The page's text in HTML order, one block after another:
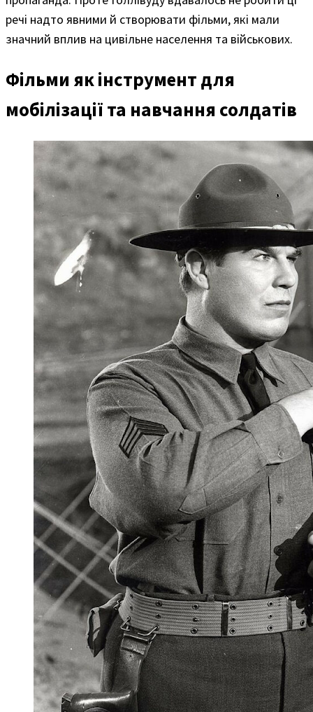
речі надто явними й створювати фільми, які мали
значний вплив на цивільне населення та військових.
Фільми як інструмент для
мобілізації та навчання солдатів